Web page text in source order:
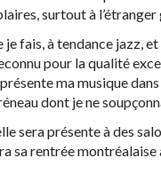
surtout à
je fais, à tendance jazz,
pour la qualité
ma musique
dont je ne
sera présente à des
sa rentrée montréalaise